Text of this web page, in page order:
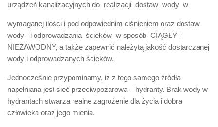
urządzeń kanalizacyjnych do realizacji dostaw wody w
wymaganej ilości i pod odpowiednim ciśnieniem oraz dostaw
wody i odprowadzania ścieków w sposób CIĄGŁY i
NIEZAWODNY, a także zapewnić należytą jakość dostarczanej
wody i odprowadzanych ścieków.
Jednocześnie przypominamy, iż z tego samego źródła
napełniana jest sieć przeciwpożarowa – hydranty. Brak wody w
hydrantach stwarza realne zagrożenie dla życia i dobra
człowieka oraz jego mienia.